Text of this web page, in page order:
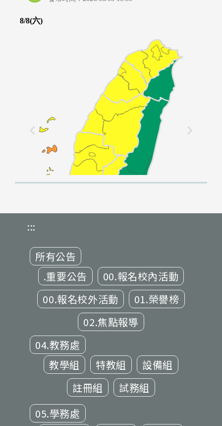
:::
所有公告
.重要公告
00.報名校內活動
00.報名校外活動
01.榮譽榜
02.焦點報導
04.教務處
教學組
特教組
設備組
註冊組
試務組
05.學務處